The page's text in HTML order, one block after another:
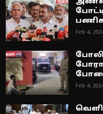
Feb 4,
Feb 4,